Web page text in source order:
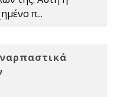
π...